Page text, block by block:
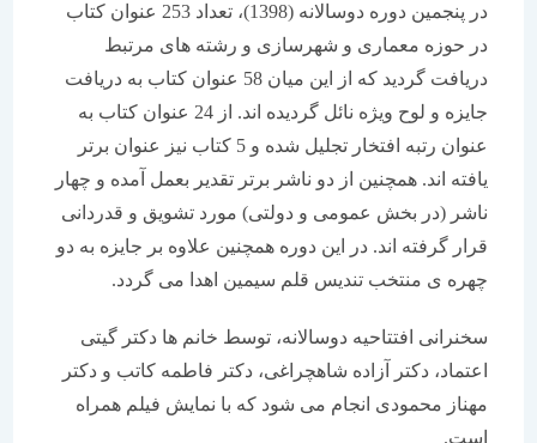
در پنجمین دوره دوسالانه (1398)، تعداد 253 عنوان کتاب
در حوزه معماری و شهرسازی و رشته های مرتبط
دریافت گردید که از این میان 58 عنوان کتاب به دریافت
جایزه و لوح ویژه نائل گردیده اند. از 24 عنوان کتاب به
عنوان رتبه افتخار تجلیل شده و 5 کتاب نیز عنوان برتر
یافته اند. همچنین از دو ناشر برتر تقدیر بعمل آمده و چهار
ناشر (در بخش عمومی و دولتی) مورد تشویق و قدردانی
قرار گرفته اند. در این دوره همچنین علاوه بر جایزه به دو
چهره ی منتخب تندیس قلم سیمین اهدا می گردد.
سخنرانی افتتاحیه دوسالانه، توسط خانم ها دکتر گیتی
اعتماد، دکتر آزاده شاهچراغی، دکتر فاطمه کاتب و دکتر
مهناز محمودی انجام می شود که با نمایش فیلم همراه